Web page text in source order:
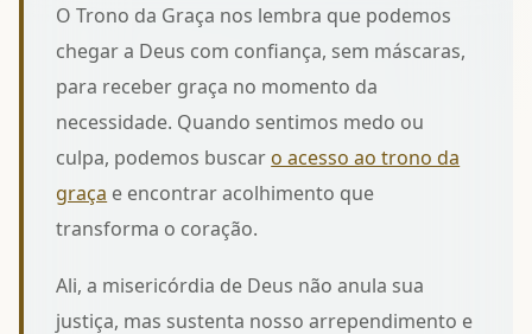
O Trono da Graça nos lembra que podemos
chegar a Deus com confiança, sem máscaras,
para receber graça no momento da
necessidade. Quando sentimos medo ou
culpa, podemos buscar o acesso ao trono da
graça e encontrar acolhimento que
transforma o coração.
Ali, a misericórdia de Deus não anula sua
justiça, mas sustenta nosso arrependimento e